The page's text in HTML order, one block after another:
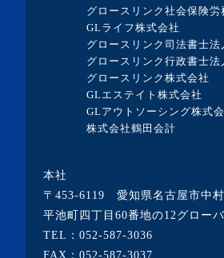
・2020年7月(3記事)
・2020年6月(2記事)
・2020年5月(1記事)
・2020年4月(5記事)
・2020年3月(4記事)
・2020年1月(1記事)
・2019年12月(19記事)
・2018年6月(1記事)
グロースリンク社会保険労
GLライフ株式会社
グロースリンク司法書士法
グロースリンク行政書士法
グロースリンク株式会社
GLエステイト株式会社
GLアウトソーシング株式
株式会社鶴田会計
本社
〒453-6119 愛知県名古屋市中
平池町四丁目60番地の12グロー
TEL： 052-587-3036
FAX：052-587-3037